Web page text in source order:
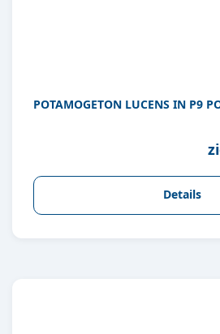
POTAMOGETON LUCENS IN P9
Details